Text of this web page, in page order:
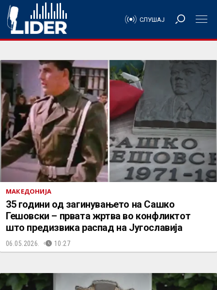
СЛУШАЈ
МАКЕДОНИЈА
35 години од загинувањето на Сашко
Гешовски – првата жртва во конфликтот
што предизвика распад на Југославија
06.05.2026. 10:27